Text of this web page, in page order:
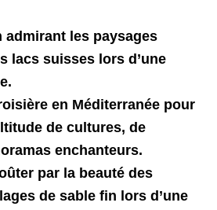
admirant les paysages
lacs suisses lors d’une
en Méditerranée pour
de cultures, de
enchanteurs.
par la beauté des
de sable fin lors d’une